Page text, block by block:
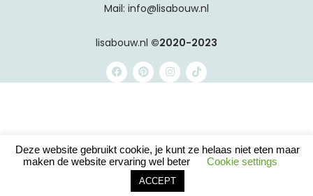
Mail: info@lisabouw.nl
lisabouw.nl ©2020-2023
Deze website gebruikt cookie, je kunt ze helaas niet eten maar
maken de website ervaring wel beter
Cookie settings
ACCEPT